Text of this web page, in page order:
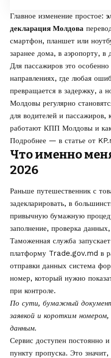
Главное изменение простое:
декларация Молдова
смартфон, планшет или
заранее дома, в аэропорту, в
Для пассажиров это
направлениях, где любая
превращается в задержку, а
Молдовы регулярно
для водителей и пассажиров,
работают КПП Молдовы и как
Подробнее — в статье от
Что именно
2026
Раньше путешественник с
задекларировать, в
привычную бумажную
заполнение, проверка
Таможенная служба
платформу Trade.gov.md в
отправки данных система
номер, который нужно
при контроле.
По сути, бумажный
заявкой и коротким
данным.
Сервис доступен постоянно
пункту пропуска. Это